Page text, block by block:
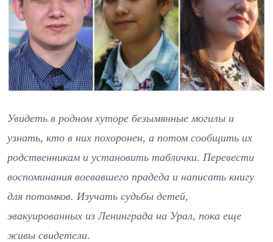
Увидеть в родном хуторе безымянные могилы и
узнать, кто в них похоронен, а потом сообщить их
родственникам и установить таблички. Перевести
воспоминания воевавшего прадеда и написать книгу
для потомков. Изучать судьбы детей,
эвакуированных из Ленинграда на Урал, пока еще
живы свидетели.